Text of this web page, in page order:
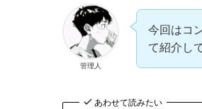
管理人
今回はコ
て紹介し
あわせて読みたい